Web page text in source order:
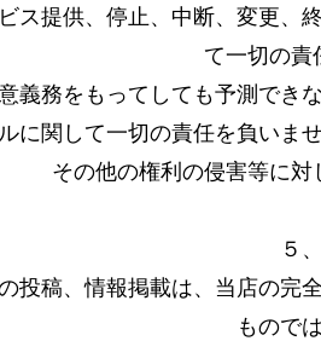
ス提供、停止、中断、変更、
て一切の責
義務をもってしても予測で
に関して一切の責任を負いま
その他の権利の侵害等に対
５
投稿、情報掲載は、当店の完
もので